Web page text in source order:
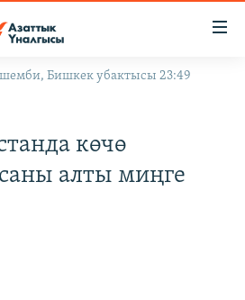
Бишкек убактысы 23:49
көчө
алты миңге